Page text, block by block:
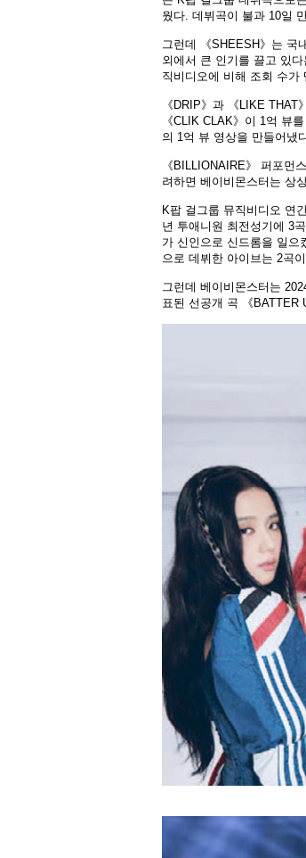
웠다. 데뷔곡이 불과 10일
그런데 《SHEESH》는 국
외에서 큰 인기를 끌고 있
직비디오에 비해 조회 수가
《DRIP》과 《LIKE
《CLIK CLAK》이 1억 뷰
의 1억 뷰 영상을 만들어냈
《BILLIONAIRE》 퍼포먼
려하면 베이비몬스터는 상
K팝 걸그룹 뮤직비디오 연
년 투애니원 최전성기에 3
가 신인으로 신드롬을 일으
으로 데뷔한 아이브는 2곡
그런데 베이비몬스터는
표된 선공개 곡 《BATTER